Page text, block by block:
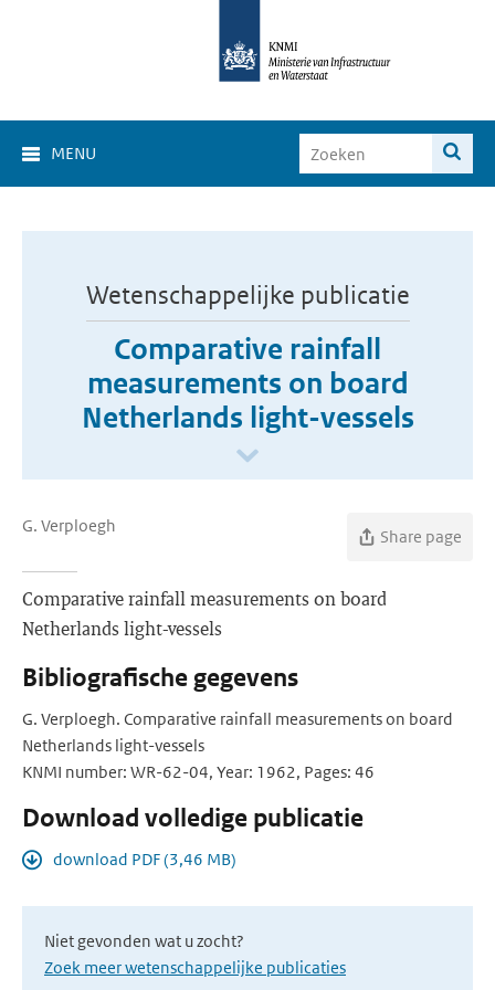
MENU
Wetenschappelijke publicatie
Comparative rainfall
measurements on board
Netherlands light-vessels
G. Verploegh
Share page
Comparative rainfall measurements on board
Netherlands light-vessels
Bibliografische gegevens
G. Verploegh. Comparative rainfall measurements on board
Netherlands light-vessels
KNMI number: WR-62-04, Year: 1962, Pages: 46
Download volledige publicatie
download PDF (3,46 MB)
Niet gevonden wat u zocht?
Zoek meer wetenschappelijke publicaties